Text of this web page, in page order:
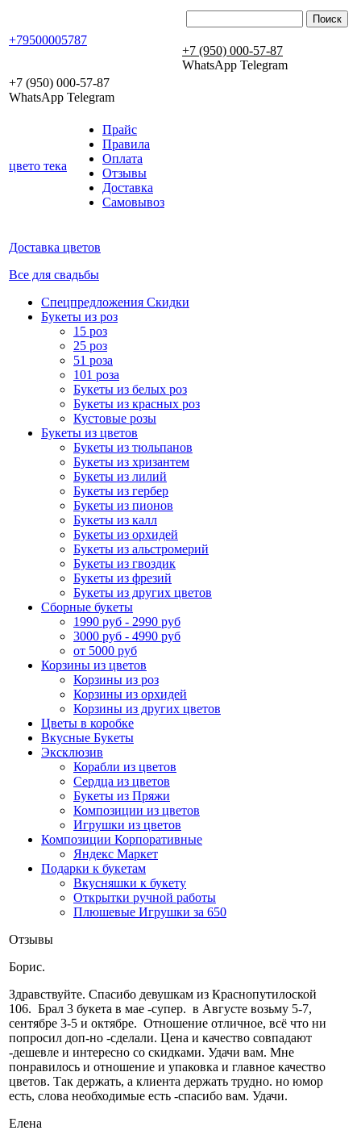
+79500005787
+7 (950) 000-57-87
WhatsApp Telegram
+7 (950) 000-57-87
WhatsApp Telegram
цвето тека
Прайс
Правила
Оплата
Отзывы
Доставка
Самовывоз
Доставка цветов
Все для свадьбы
Спецпредложения Скидки
Букеты из роз
15 роз
25 роз
51 роза
101 роза
Букеты из белых роз
Букеты из красных роз
Кустовые розы
Букеты из цветов
Букеты из тюльпанов
Букеты из хризантем
Букеты из лилий
Букеты из гербер
Букеты из пионов
Букеты из калл
Букеты из орхидей
Букеты из альстромерий
Букеты из гвоздик
Букеты из фрезий
Букеты из других цветов
Сборные букеты
1990 руб - 2990 руб
3000 руб - 4990 руб
от 5000 руб
Корзины из цветов
Корзины из роз
Корзины из орхидей
Корзины из других цветов
Цветы в коробке
Вкусные Букеты
Эксклюзив
Корабли из цветов
Сердца из цветов
Букеты из Пряжи
Композиции из цветов
Игрушки из цветов
Композиции Корпоративные
Яндекс Маркет
Подарки к букетам
Вкусняшки к букету
Открытки ручной работы
Плюшевые Игрушки за 650
Отзывы
Борис.
Здравствуйте. Cпасибо девушкам из Краснопутилоской
106. Брал 3 букета в мае -супер. в Августе возьму 5-7,
сентябре 3-5 и октябре. Отношение отличное, всё что ни
попросил доп-но -сделали. Цена и качество совпадают
-дешевле и интересно со скидками. Удачи вам. Мне
понравилось и отношение и упаковка и главное качество
цветов. Так держать, а клиента держать трудно. но юмор
есть, слова необходимые есть -спасибо вам. Удачи.
Елена